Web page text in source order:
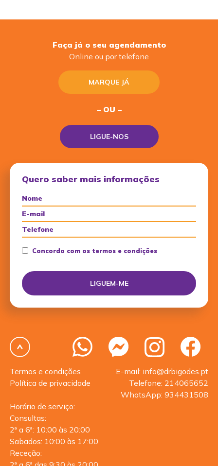
Faça já o seu agendamento
Online ou por telefone
MARQUE JÁ
– OU –
LIGUE-NOS
Quero saber mais informações
Concordo com os termos e condições
Termos e condições
Política de privacidade
E-mail: info@drbigodes.pt
Telefone: 214065652
WhatsApp: 934431508
Horário de serviço:
Consultas:
2ª a 6ª: 10:00 às 20:00
Sabados: 10:00 às 17:00
Receção: